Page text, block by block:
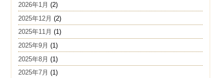
2026年1月 (2)
2025年12月 (2)
2025年11月 (1)
2025年9月 (1)
2025年8月 (1)
2025年7月 (1)